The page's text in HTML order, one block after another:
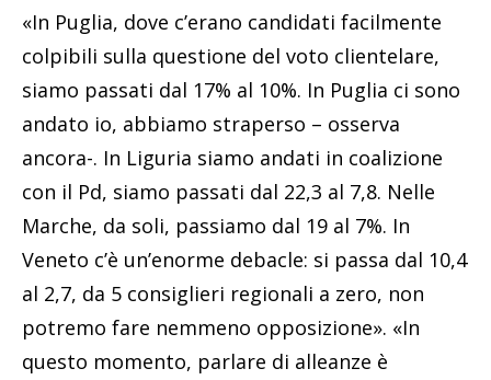
«In Puglia, dove c’erano candidati facilmente
colpibili sulla questione del voto clientelare,
siamo passati dal 17% al 10%. In Puglia ci sono
andato io, abbiamo straperso – osserva
ancora-. In Liguria siamo andati in coalizione
con il Pd, siamo passati dal 22,3 al 7,8. Nelle
Marche, da soli, passiamo dal 19 al 7%. In
Veneto c’è un’enorme debacle: si passa dal 10,4
al 2,7, da 5 consiglieri regionali a zero, non
potremo fare nemmeno opposizione». «In
questo momento, parlare di alleanze è